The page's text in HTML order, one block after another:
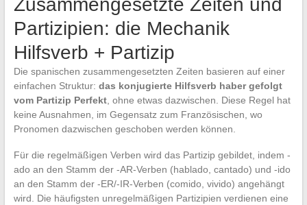
Zusammengesetzte Zeiten und
Partizipien: die Mechanik
Hilfsverb + Partizip
Die spanischen zusammengesetzten Zeiten basieren auf einer
einfachen Struktur: das konjugierte Hilfsverb haber gefolgt
vom Partizip Perfekt, ohne etwas dazwischen. Diese Regel hat
keine Ausnahmen, im Gegensatz zum Französischen, wo
Pronomen dazwischen geschoben werden können.
Für die regelmäßigen Verben wird das Partizip gebildet, indem -
ado an den Stamm der -AR-Verben (hablado, cantado) und -ido
an den Stamm der -ER/-IR-Verben (comido, vivido) angehängt
wird. Die häufigsten unregelmäßigen Partizipien verdienen eine